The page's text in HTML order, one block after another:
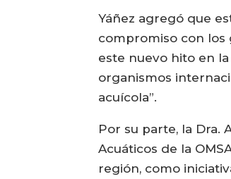
Yáñez agregó que
compromiso con los
este nuevo hito en
organismos
acuícola”.
Por su parte, la Dra.
Acuáticos de la
región, como